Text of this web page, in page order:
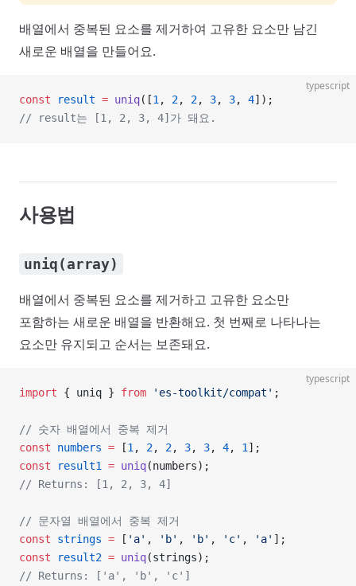
배열에서 중복된 요소를 제거하여 고유한 요소만 남긴
새로운 배열을 만들어요.
typescript
const result = uniq([1 , 2, 2, 3, 3, 4]);
// result는 [1, 2, 3, 4]가 돼요.
사용법
uniq(array)
배열에서 중복된 요소를 제거하고 고유한 요소만
포함하는 새로운 배열을 반환해요. 첫 번째로 나타나는
요소만 유지되고 순서는 보존돼요.
typescript
import { uniq } from 'es-toolkit/compat' ;
// 숫자 배열에서 중복 제거
const numbers = [1 , 2, 2, 3, 3, 4, 1 ];
const result1 = uniq(numbers);
// Returns: [1, 2, 3, 4]
// 문자열 배열에서 중복 제거
const strings = [ 'a' , 'b' , 'b' , 'c' , 'a' ];
const result2 = uniq(strings);
// Returns: ['a', 'b', 'c']